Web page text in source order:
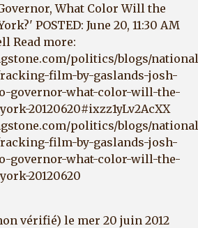
What Color Will the
POSTED: June 20, 11:30 AM
Read more:
politics/blogs/
film-by-gaslands-josh-
governor-what-color-will-the-
20120620#ixzz1yLv2AcXX
politics/blogs/
film-by-gaslands-josh-
governor-what-color-will-the-
20120620
vérifié) le mer 20 juin 2012